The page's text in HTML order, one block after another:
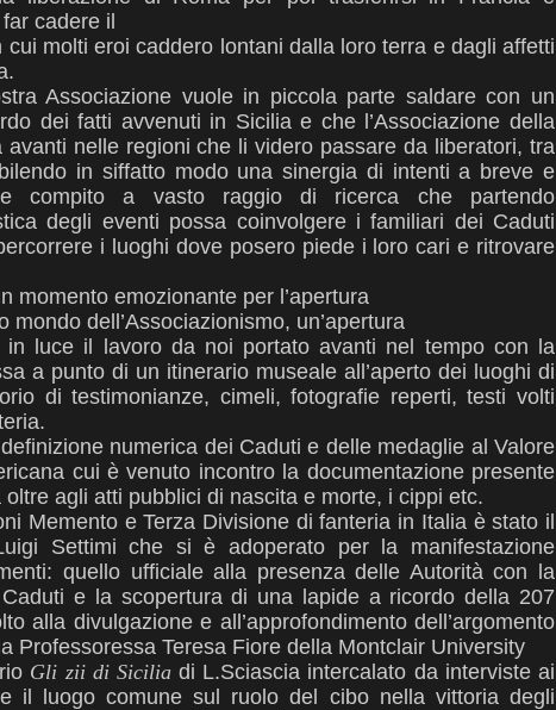
cadere il
cui molti eroi caddero lontani dalla loroterra e dagli affetti
Associazione vuole in piccola parte saldarecon un
dei fatti avvenuti in Sicilia e che l’Associazione della
avanti nelle regioni che li videro passare da liberatori, tra
in siffatto modo una sinergia di intenti a breve e
compito a vasto raggio di ricerca che partendo
degli eventi possa coinvolgere i familiari dei Caduti
i luoghi dove posero piede i loro cari e ritrovare
momento emozionante per l’apertura
mondo dell’Associazionismo, un’apertura
luce il lavoro da noi portato avanti nel tempo con la
a punto di un itinerario museale all’aperto dei luoghi di
ditestimonianze, cimeli, fotografie reperti, testi volti
numerica dei Caduti e delle medaglie al Valore
cui è venuto incontro la documentazione presente
oltre agli atti pubblici di nascita e morte, i cippi etc.
Memento e Terza Divisione di fanteria in Italia è stato il
Settimi che si è adoperato per la manifestazione
quello ufficialealla presenza delle Autorità con la
e la scopertura di una lapide a ricordo della 207
alla divulgazione e all’approfondimento dell’argomento
Professoressa Teresa Fiore della Montclair University
Gli zii di Siciliadi L.Sciascia intercalato da interviste ai
il luogo comune sul ruolo del cibo nella vittoria degli